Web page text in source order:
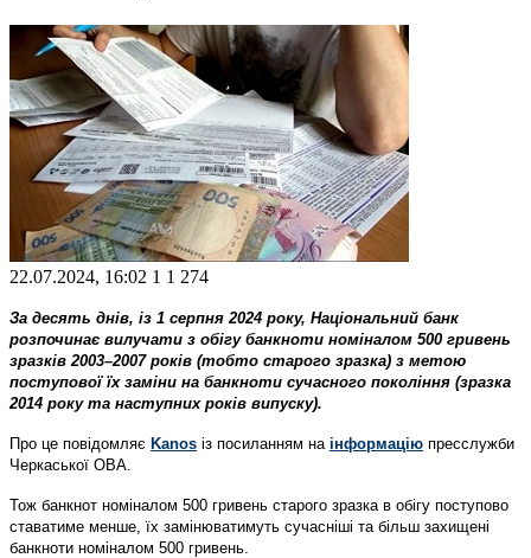
22.07.2024, 16:02 1 1 274
За десять днів, із 1 серпня 2024 року, Національний банк
розпочинає вилучати з обігу банкноти номіналом 500 гривень
зразків 2003–2007 років (тобто старого зразка) з метою
поступової їх заміни на банкноти сучасного покоління (зразка
2014 року та наступних років випуску).
Про це повідомляє Kanos із посиланням на інформацію пресслужби
Черкаської ОВА.
Тож банкнот номіналом 500 гривень старого зразка в обігу поступово
ставатиме менше, їх замінюватимуть сучасніші та більш захищені
банкноти номіналом 500 гривень.